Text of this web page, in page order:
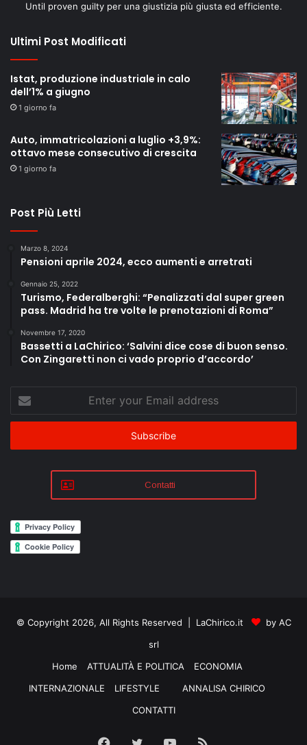
Until proven guilty per una giustizia più giusta ed efficiente.
Ultimi Post Modificati
Istat, produzione industriale in calo
dell’1% a giugno
1 giorno fa
Auto, immatricolazioni a luglio +3,9%:
ottavo mese consecutivo di crescita
1 giorno fa
Post Più Letti
Marzo 8, 2024
Pensioni aprile 2024, ecco aumenti e arretrati
Gennaio 25, 2022
Turismo, Federalberghi: “Penalizzati dal super green
pass. Madrid ha tre volte le prenotazioni di Roma”
Novembre 17, 2020
Bassetti a LaChirico: ‘Salvini dice cose di buon senso.
Con Zingaretti non ci vado proprio d’accordo’
Enter
your
Email
Contatti
© Copyright 2026, All Rights Reserved | LaChirico.it
by AC
srl
Home
ATTUALITÀ E POLITICA
ECONOMIA
INTERNAZIONALE
LIFESTYLE
ANNALISA CHIRICO
CONTATTI